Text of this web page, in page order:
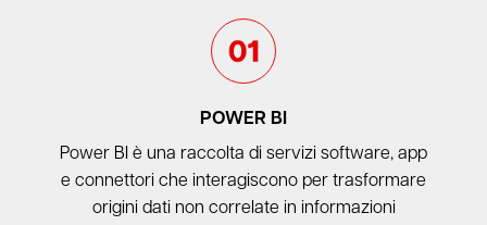
POWER BI
Power BI è una raccolta di servizi software, app
e connettori che interagiscono per trasformare
origini dati non correlate in informazioni